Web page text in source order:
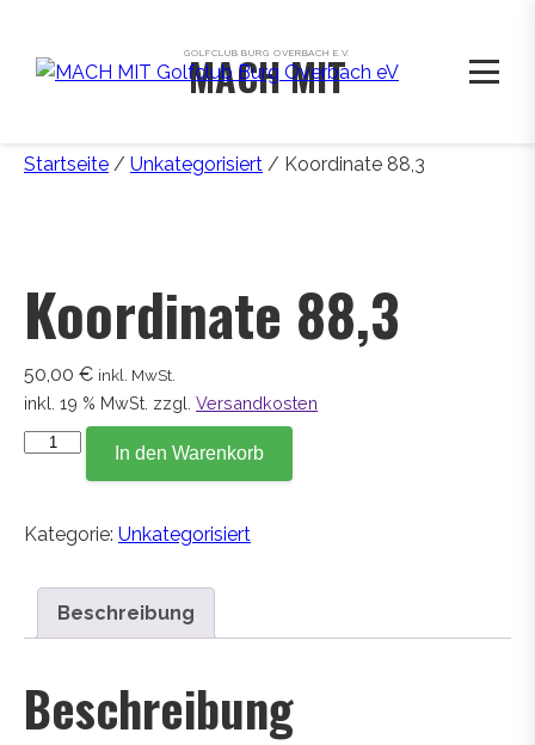
GOLFCLUB BURG OVERBACH E.V.
MACH MIT
Startseite / Unkategorisiert / Koordinate 88,3
Koordinate 88,3
50,00 € inkl. MwSt.
inkl. 19 % MwSt. zzgl. Versandkosten
Koordinate
In den Warenkorb
Kategorie: Unkategorisiert
Beschreibung
Beschreibung